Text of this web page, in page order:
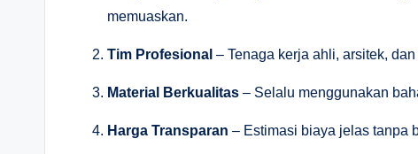
memuaskan.
Tim Profesional – Tenaga kerja ahli, arsitek,
Material Berkualitas – Selalu menggunakan
Harga Transparan – Estimasi biaya jelas tanpa